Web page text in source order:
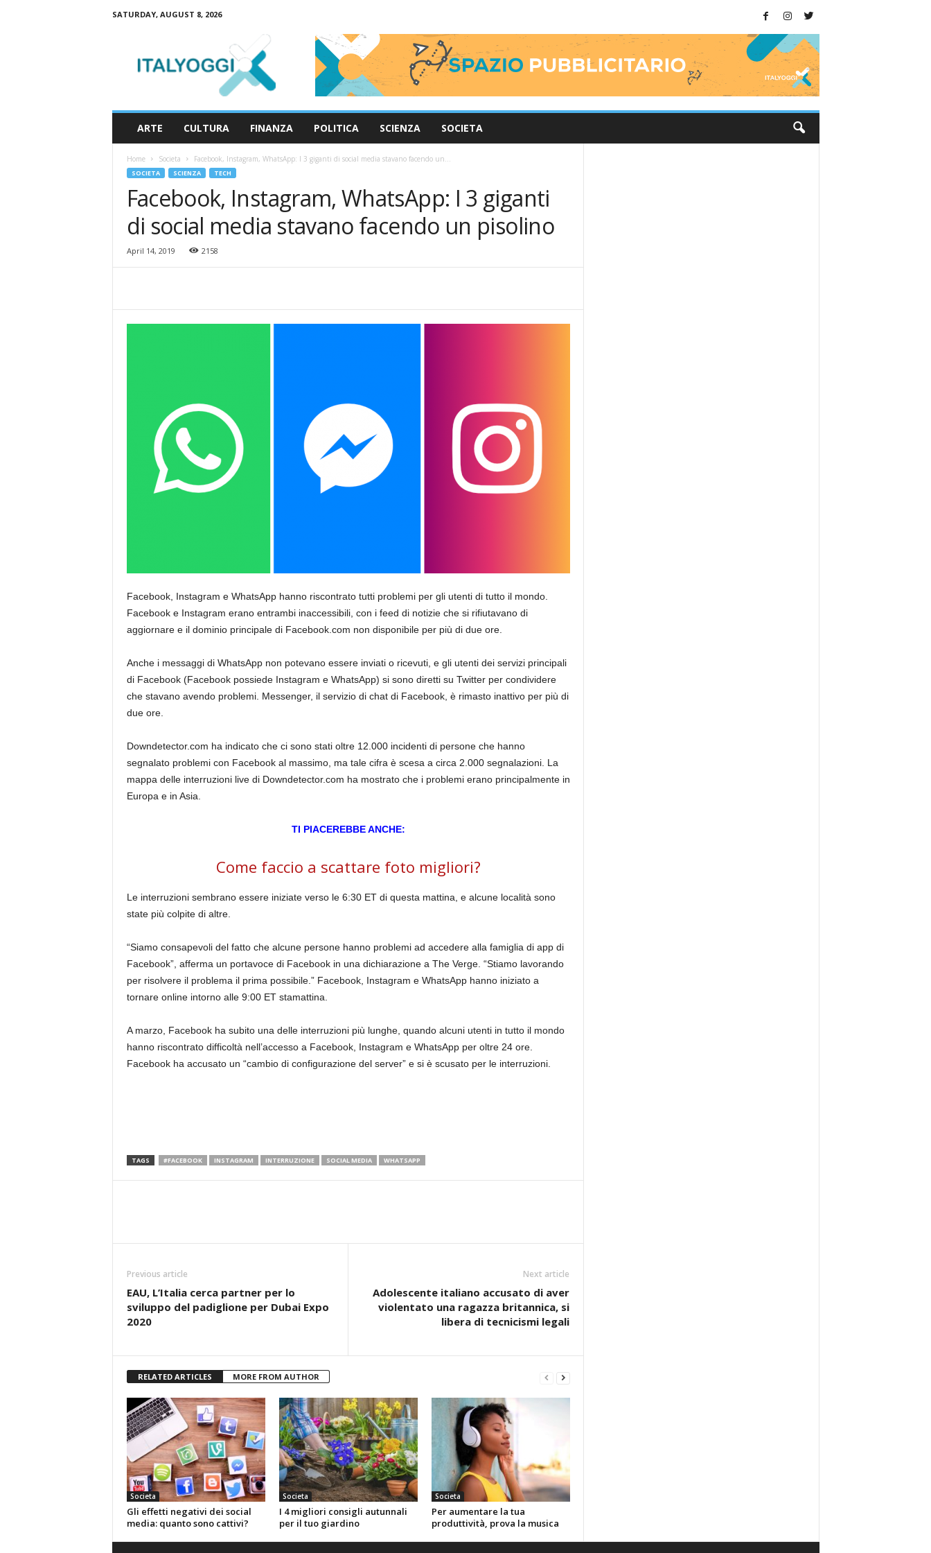
SATURDAY, AUGUST 8, 2026
ARTE CULTURA FINANZA POLITICA SCIENZA SOCIETA
Home Societa Facebook, Instagram, WhatsApp: I 3 giganti di social media stavano facendo un...
SOCIETA SCIENZA TECH
Facebook, Instagram, WhatsApp: I 3 giganti
di social media stavano facendo un pisolino
April 14, 2019 2158
Facebook, Instagram e WhatsApp hanno riscontrato tutti problemi per gli utenti di tutto il mondo.
Facebook e Instagram erano entrambi inaccessibili, con i feed di notizie che si rifiutavano di
aggiornare e il dominio principale di Facebook.com non disponibile per più di due ore.
Anche i messaggi di WhatsApp non potevano essere inviati o ricevuti, e gli utenti dei servizi principali
di Facebook (Facebook possiede Instagram e WhatsApp) si sono diretti su Twitter per condividere
che stavano avendo problemi. Messenger, il servizio di chat di Facebook, è rimasto inattivo per più di
due ore.
Downdetector.com ha indicato che ci sono stati oltre 12.000 incidenti di persone che hanno
segnalato problemi con Facebook al massimo, ma tale cifra è scesa a circa 2.000 segnalazioni. La
mappa delle interruzioni live di Downdetector.com ha mostrato che i problemi erano principalmente in
Europa e in Asia.
TI PIACEREBBE ANCHE:
Come faccio a scattare foto migliori?
Le interruzioni sembrano essere iniziate verso le 6:30 ET di questa mattina, e alcune località sono
state più colpite di altre.
“Siamo consapevoli del fatto che alcune persone hanno problemi ad accedere alla famiglia di app di
Facebook”, afferma un portavoce di Facebook in una dichiarazione a The Verge. “Stiamo lavorando
per risolvere il problema il prima possibile.” Facebook, Instagram e WhatsApp hanno iniziato a
tornare online intorno alle 9:00 ET stamattina.
A marzo, Facebook ha subito una delle interruzioni più lunghe, quando alcuni utenti in tutto il mondo
hanno riscontrato difficoltà nell’accesso a Facebook, Instagram e WhatsApp per oltre 24 ore.
Facebook ha accusato un “cambio di configurazione del server” e si è scusato per le interruzioni.
TAGS #FACEBOOK INSTAGRAM INTERRUZIONE SOCIAL MEDIA WHATSAPP
Previous article
EAU, L’Italia cerca partner per lo
sviluppo del padiglione per Dubai Expo
2020
Next article
Adolescente italiano accusato di aver
violentato una ragazza britannica, si
libera di tecnicismi legali
RELATED ARTICLES MORE FROM AUTHOR
Societa
Gli effetti negativi dei social
media: quanto sono cattivi?
Societa
I 4 migliori consigli autunnali
per il tuo giardino
Societa
Per aumentare la tua
produttività, prova la musica